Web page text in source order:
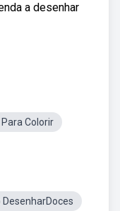
a desenhar
Para Colorir
DesenharDoces